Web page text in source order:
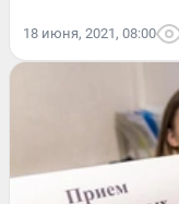
18 июня, 2021, 08:00